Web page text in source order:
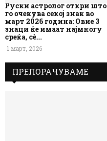
Руски астролог откри што
го очекува секој знак во
март 2026 година: Овие 3
знаци ќе имаат најмногу
среќа, сè...
1 март, 2026
ПРЕПОРАЧУВАМЕ